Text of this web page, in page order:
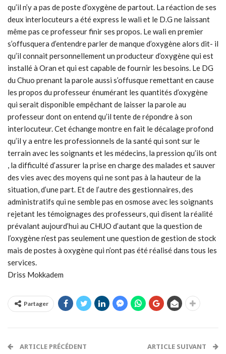
qu’il n’y a pas de poste d’oxygène de partout. La réaction de ses
deux interlocuteurs a été express le wali et le D.G ne laissant
même pas ce professeur finir ses propos. Le wali en premier
s’offusquera d’entendre parler de manque d’oxygène alors dit- il
qu’il connait personnellement un producteur d’oxygène qui est
installé à Oran et qui est capable de fournir les besoins. Le DG
du Chuo prenant la parole aussi s’offusque remettant en cause
les propos du professeur énumérant les quantités d’oxygène
qui serait disponible empêchant de laisser la parole au
professeur dont on entend qu’il tente de répondre à son
interlocuteur. Cet échange montre en fait le décalage profond
qu’il y a entre les professionnels de la santé qui sont sur le
terrain avec les soignants et les médecins, la pression qu’ils ont
, la difficulté d’assurer la prise en charge des malades et sauver
des vies avec des moyens qui ne sont pas à la hauteur de la
situation, d’une part. Et de l’autre des gestionnaires, des
administratifs qui ne semble pas en osmose avec les soignants
rejetant les témoignages des professeurs, qui disent la réalité
prévalant aujourd’hui au CHUO d’autant que la question de
l’oxygène n’est pas seulement une question de gestion de stock
mais de postes à oxygène qui n’ont pas été réalisé dans tous les
services.
Driss Mokkadem
Partager
ARTICLE PRÉCÉDENT ARTICLE SUIVANT